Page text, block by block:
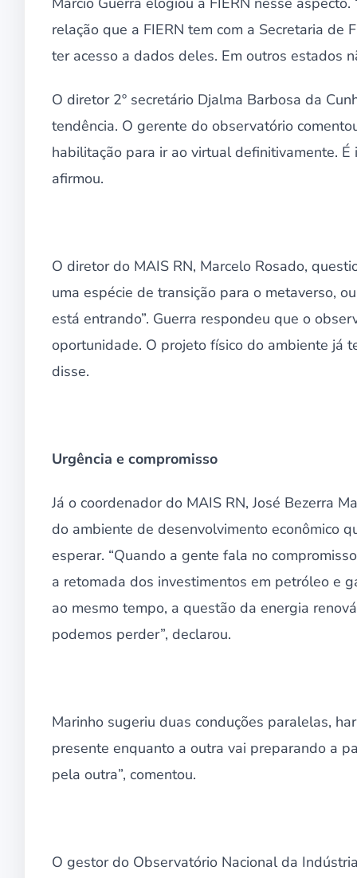
relação que a FIERN tem com a Secretaria de
ter acesso a dados deles. Em outros estados
O diretor 2º secretário Djalma Barbosa da
tendência. O gerente do observatório
habilitação para ir ao virtual definitivamente.
afirmou.
O diretor do MAIS RN, Marcelo Rosado,
uma espécie de transição para o metaverso,
está entrando”. Guerra respondeu que o
oportunidade. O projeto físico do ambiente já
disse.
Urgência e compromisso
Já o coordenador do MAIS RN, José Bezerra
do ambiente de desenvolvimento econômico
esperar. “Quando a gente fala no
a retomada dos investimentos em petróleo e
ao mesmo tempo, a questão da energia
podemos perder”, declarou.
Marinho sugeriu duas conduções paralelas,
presente enquanto a outra vai preparando a
pela outra”, comentou.
O gestor do Observatório Nacional da